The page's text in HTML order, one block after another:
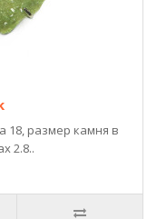
18, размер камня в
2.8..